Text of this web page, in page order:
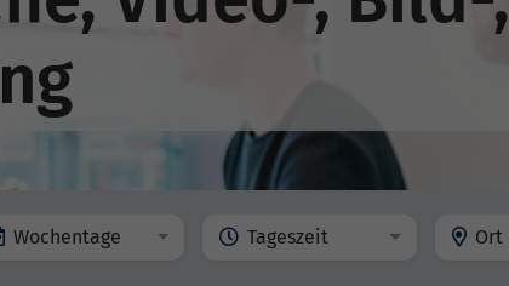
Wochentage Tageszeit Ort